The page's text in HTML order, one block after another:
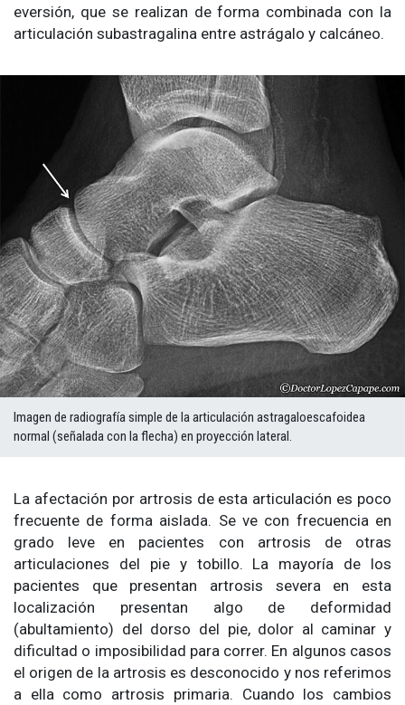
eversión, que se realizan de forma combinada con la
articulación subastragalina entre astrágalo y calcáneo.
Imagen de radiografía simple de la articulación astragaloescafoidea
normal (señalada con la flecha) en proyección lateral.
La afectación por artrosis de esta articulación es poco
frecuente de forma aislada. Se ve con frecuencia en
grado leve en pacientes con artrosis de otras
articulaciones del pie y tobillo. La mayoría de los
pacientes que presentan artrosis severa en esta
localización presentan algo de deformidad
(abultamiento) del dorso del pie, dolor al caminar y
dificultad o imposibilidad para correr. En algunos casos
el origen de la artrosis es desconocido y nos referimos
a ella como artrosis primaria. Cuando los cambios